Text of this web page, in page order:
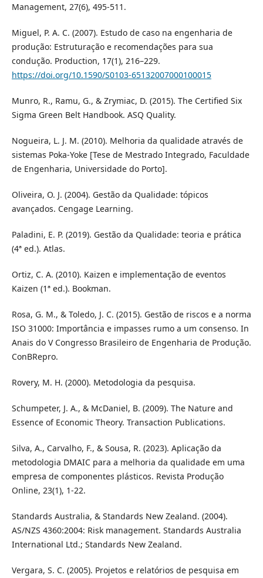
Management, 27(6), 495-511.
Miguel, P. A. C. (2007). Estudo de caso na engenharia de
produção: Estruturação e recomendações para sua
condução. Production, 17(1), 216–229.
https://doi.org/10.1590/S0103-65132007000100015
Munro, R., Ramu, G., & Zrymiac, D. (2015). The Certified Six
Sigma Green Belt Handbook. ASQ Quality.
Nogueira, L. J. M. (2010). Melhoria da qualidade através de
sistemas Poka-Yoke [Tese de Mestrado Integrado, Faculdade
de Engenharia, Universidade do Porto].
Oliveira, O. J. (2004). Gestão da Qualidade: tópicos
avançados. Cengage Learning.
Paladini, E. P. (2019). Gestão da Qualidade: teoria e prática
(4ª ed.). Atlas.
Ortiz, C. A. (2010). Kaizen e implementação de eventos
Kaizen (1ª ed.). Bookman.
Rosa, G. M., & Toledo, J. C. (2015). Gestão de riscos e a norma
ISO 31000: Importância e impasses rumo a um consenso. In
Anais do V Congresso Brasileiro de Engenharia de Produção.
ConBRepro.
Rovery, M. H. (2000). Metodologia da pesquisa.
Schumpeter, J. A., & McDaniel, B. (2009). The Nature and
Essence of Economic Theory. Transaction Publications.
Silva, A., Carvalho, F., & Sousa, R. (2023). Aplicação da
metodologia DMAIC para a melhoria da qualidade em uma
empresa de componentes plásticos. Revista Produção
Online, 23(1), 1-22.
Standards Australia, & Standards New Zealand. (2004).
AS/NZS 4360:2004: Risk management. Standards Australia
International Ltd.; Standards New Zealand.
Vergara, S. C. (2005). Projetos e relatórios de pesquisa em